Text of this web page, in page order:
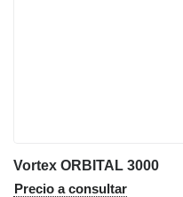
Vortex ORBITAL 3000
Precio a consultar